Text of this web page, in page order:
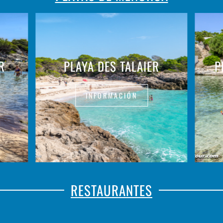
PLAYA DES TALAIER
INFORMACIÓN
RESTAURANTES